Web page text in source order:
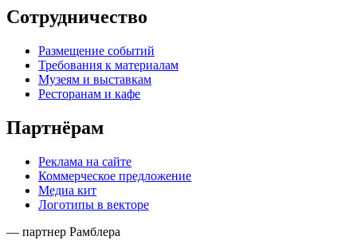
Сотрудничество
Размещение событий
Требования к материалам
Музеям и выставкам
Ресторанам и кафе
Партнёрам
Реклама на сайте
Коммерческое предложение
Медиа кит
Логотипы в векторе
— партнер Рамблера